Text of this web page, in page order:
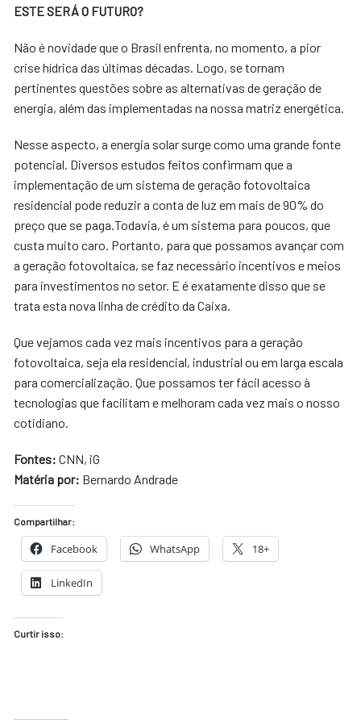
ESTE SERÁ O FUTURO?
Não é novidade que o Brasil enfrenta, no momento, a pior
crise hídrica das últimas décadas. Logo, se tornam
pertinentes questões sobre as alternativas de geração de
energia, além das implementadas na nossa matriz energética.
Nesse aspecto, a energia solar surge como uma grande fonte
potencial. Diversos estudos feitos confirmam que a
implementação de um sistema de geração fotovoltaica
residencial pode reduzir a conta de luz em mais de 90% do
preço que se paga.Todavia, é um sistema para poucos, que
custa muito caro. Portanto, para que possamos avançar com
a geração fotovoltaica, se faz necessário incentivos e meios
para investimentos no setor. E é exatamente disso que se
trata esta nova linha de crédito da Caixa.
Que vejamos cada vez mais incentivos para a geração
fotovoltaica, seja ela residencial, industrial ou em larga escala
para comercialização. Que possamos ter fácil acesso à
tecnologias que facilitam e melhoram cada vez mais o nosso
cotidiano.
Fontes: CNN, iG
Matéria por: Bernardo Andrade
Compartilhar:
Facebook WhatsApp 18+
LinkedIn
Curtir isso: